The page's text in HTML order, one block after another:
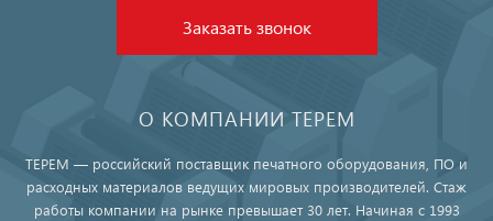
Заказать звонок
О КОМПАНИИ ТЕРЕМ
ТЕРЕМ — российский поставщик печатного оборудования, ПО и
расходных материалов ведущих мировых производителей. Стаж
работы компании на рынке превышает 30 лет. Начиная с 1993